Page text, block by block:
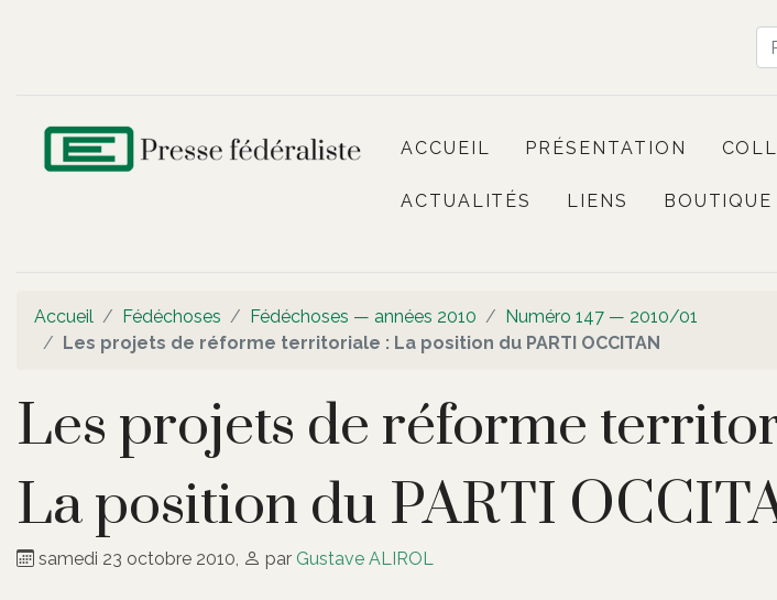
ACCUEIL PRÉSENTATION
ACTUALITÉS LIENS BOUTIQUE
Accueil Fédéchoses Fédéchoses — années 2010
Numéro 147 — 2010/01
Les projets de réforme territoriale : La position du PARTI OCCITAN
Les projets de réforme
La position du PARTI
samedi 23 octobre 2010, par Gustave ALIROL